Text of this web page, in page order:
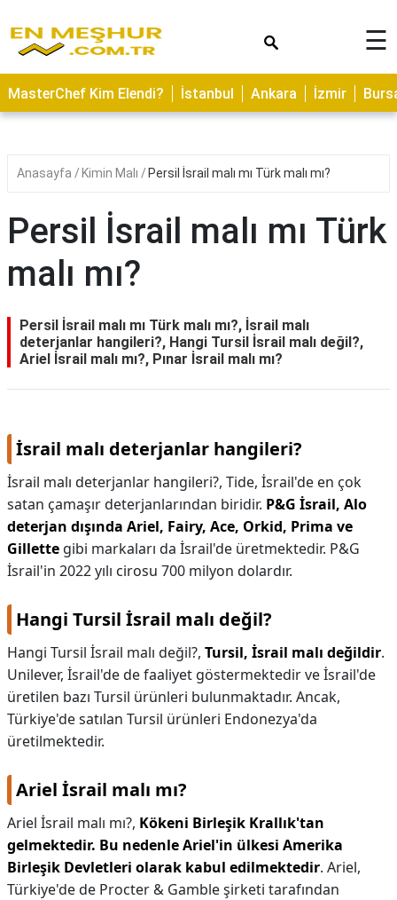
ASTROLOJİ
SAĞLIK
YERLER
BAKIMI
KAMP
ALANLARI
HAMİLELİK
☰
MasterChef Kim Elendi? İstanbul Ankara İzmir
Anasayfa Kimin Malı Persil İsrail malı mı Türk malı mı?
Persil İsrail malı mı Türk
malı mı?
Persil İsrail malı mı Türk malı mı?, İsrail malı
deterjanlar hangileri?, Hangi Tursil İsrail malı değil?,
Ariel İsrail malı mı?, Pınar İsrail malı mı?
İsrail malı deterjanlar hangileri?
İsrail malı deterjanlar hangileri?, Tide, İsrail'de en çok
satan çamaşır deterjanlarından biridir. P&G İsrail, Alo
deterjan dışında Ariel, Fairy, Ace, Orkid, Prima ve
Gillette gibi markaları da İsrail'de üretmektedir. P&G
İsrail'in 2022 yılı cirosu 700 milyon dolardır.
Hangi Tursil İsrail malı değil?
Hangi Tursil İsrail malı değil?, Tursil, İsrail malı değildir.
Unilever, İsrail'de de faaliyet göstermektedir ve İsrail'de
üretilen bazı Tursil ürünleri bulunmaktadır. Ancak,
Türkiye'de satılan Tursil ürünleri Endonezya'da
üretilmektedir.
Ariel İsrail malı mı?
Ariel İsrail malı mı?, Kökeni Birleşik Krallık'tan
gelmektedir. Bu nedenle Ariel'in ülkesi Amerika
Birleşik Devletleri olarak kabul edilmektedir. Ariel,
Türkiye'de de Procter & Gamble şirketi tarafından